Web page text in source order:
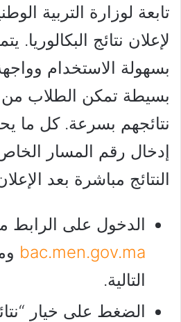
تابعة لوزارة التربية
لإعلان نتائج البكالوريا.
بسهولة الاستخدام
بسيطة تمكن الطلاب
نتائجهم بسرعة. كل ما
إدخال رقم المسار
النتائج مباشرة بعد
الدخول على الرابط
bac.men.gov.ma
التالية.
الضغط على خيار